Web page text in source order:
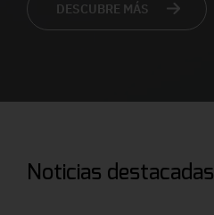
DESCUBRE MÁS
Noticias destacadas